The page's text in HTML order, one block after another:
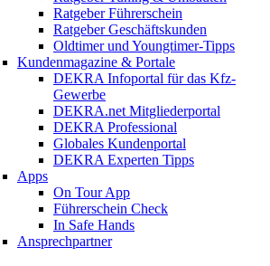
Ratgeber Führerschein
Ratgeber Geschäftskunden
Oldtimer und Youngtimer-Tipps
Kundenmagazine & Portale
DEKRA Infoportal für das Kfz-
Gewerbe
DEKRA.net Mitgliederportal
DEKRA Professional
Globales Kundenportal
DEKRA Experten Tipps
Apps
On Tour App
Führerschein Check
In Safe Hands
Ansprechpartner